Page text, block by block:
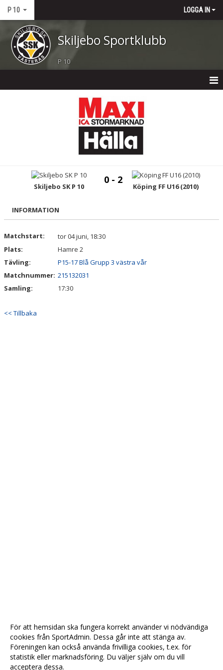
P 10 LOGGA IN
Skiljebo Sportklubb
P 10
BILDGALLERI
Skiljebo SK P 10
0 - 2
Köping FF U16 (2010)
INFORMATION
Matchstart:
tor 04 juni, 18:30
Plats:
Hamre 2
Tävling:
P15-17 Blå Grupp 3 västra vår
Matchnummer: 215132031
Samling:
17:30
<< Tillbaka
För att hemsidan ska fungera korrekt använder vi nödvändiga
cookies från SportAdmin. Dessa går inte att stänga av.
Föreningen kan också använda frivilliga cookies, t.ex. för
statistik eller marknadsföring. Du väljer själv om du vill
acceptera dessa.